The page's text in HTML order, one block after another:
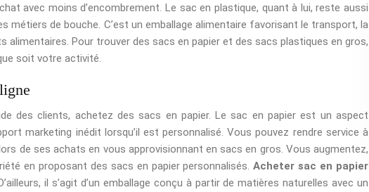
avec moins d’encombrement. Le sac en plastique, quant à lui, reste aussi
métiers de bouche. C’est un emballage alimentaire favorisant le transport, la
Pour trouver des sacs en papier et des sacs plastiques en gros,
soit votre activité.
des clients, achetez des sacs en papier. Le sac en papier est un aspect
marketing inédit lorsqu’il est personnalisé. Vous pouvez rendre service à
de ses achats en vous approvisionnant en sacs en gros. Vous augmentez,
en proposant des sacs en papier personnalisés.Acheter sac en papier
il s’agit d’un emballage conçu à partir de matières naturelles avec un